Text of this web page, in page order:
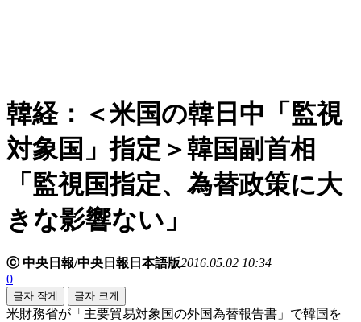
韓経：＜米国の韓日中「監視
対象国」指定＞韓国副首相
「監視国指定、為替政策に大
きな影響ない」
ⓒ 中央日報/中央日報日本語版2016.05.02 10:34
0
글자 작게 글자 크게
米財務省が「主要貿易対象国の外国為替報告書」で韓国を